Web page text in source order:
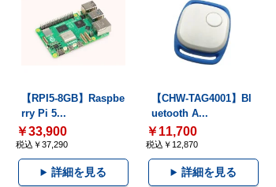
【RPI5-8GB】Raspbe
rry Pi 5...
￥33,900
税込￥37,290
詳細を見る
【CHW-TAG4001】Bl
uetooth A...
￥11,700
税込￥12,870
詳細を見る